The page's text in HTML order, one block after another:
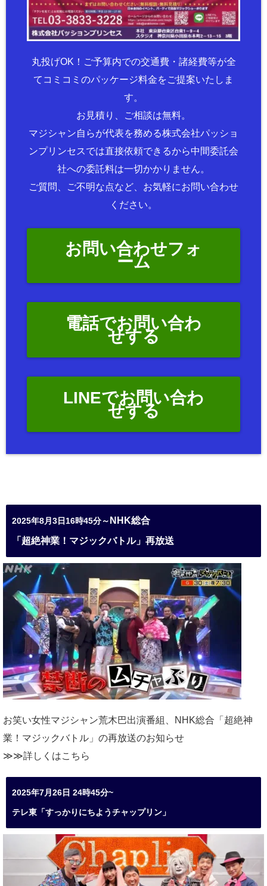
丸投げOK！ご予算内での交通費・諸経費等が全
てコミコミのパッケージ料金をご提案いたしま
す。
お見積り、ご相談は無料。
マジシャン自らが代表を務める株式会社パッショ
ンプリンセスでは直接依頼できるから中間委託会
社への委託料は一切かかりません。
ご質問、ご不明な点など、お気軽にお問い合わせ
ください。
お問い合わせフォ
ーム
電話でお問い合わ
せする
LINEでお問い合わ
せする
2025年8月3日16時45分～ NHK総合
「超絶神業！マジックバトル」再放送
お笑い女性マジシャン荒木巴出演番組、
NHK総合「超絶神
業！マジックバトル」の再放送のお知らせ
≫≫詳しくはこちら
2025年7月26日 24時45分~
テレ東「すっかりにちようチャップリン」